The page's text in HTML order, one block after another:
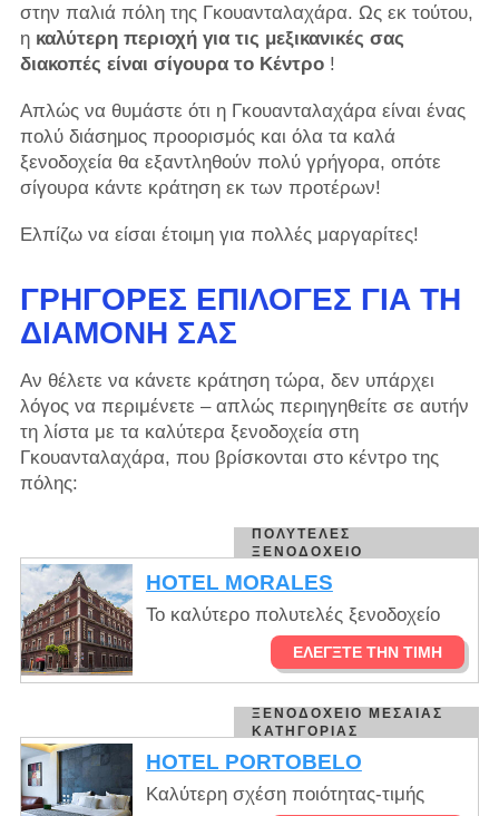
στην παλιά πόλη της Γκουανταλαχάρα. Ως εκ τούτου,
η καλύτερη περιοχή για τις μεξικανικές σας
διακοπές είναι σίγουρα το Κέντρο!
Απλώς να θυμάστε ότι η Γκουανταλαχάρα είναι ένας
πολύ διάσημος προορισμός και όλα τα καλά
ξενοδοχεία θα εξαντληθούν πολύ γρήγορα, οπότε
σίγουρα κάντε κράτηση εκ των προτέρων!
Ελπίζω να είσαι έτοιμη για πολλές μαργαρίτες!
ΓΡΉΓΟΡΕΣ ΕΠΙΛΟΓΈΣ ΓΙΑ ΤΗ
ΔΙΑΜΟΝΉ ΣΑΣ
Αν θέλετε να κάνετε κράτηση τώρα, δεν υπάρχει
λόγος να περιμένετε – απλώς περιηγηθείτε σε αυτήν
τη λίστα με τα καλύτερα ξενοδοχεία στη
Γκουανταλαχάρα, που βρίσκονται στο κέντρο της
πόλης:
ΠΟΛΥΤΕΛΈΣ
ΞΕΝΟΔΟΧΕΊΟ
HOTEL MORALES
Το καλύτερο πολυτελές ξενοδοχείο
ΕΛΈΓΞΤΕ ΤΗΝ ΤΙΜΉ
ΞΕΝΟΔΟΧΕΊΟ ΜΕΣΑΊΑΣ
ΚΑΤΗΓΟΡΊΑΣ
HOTEL PORTOBELO
Καλύτερη σχέση ποιότητας-τιμής